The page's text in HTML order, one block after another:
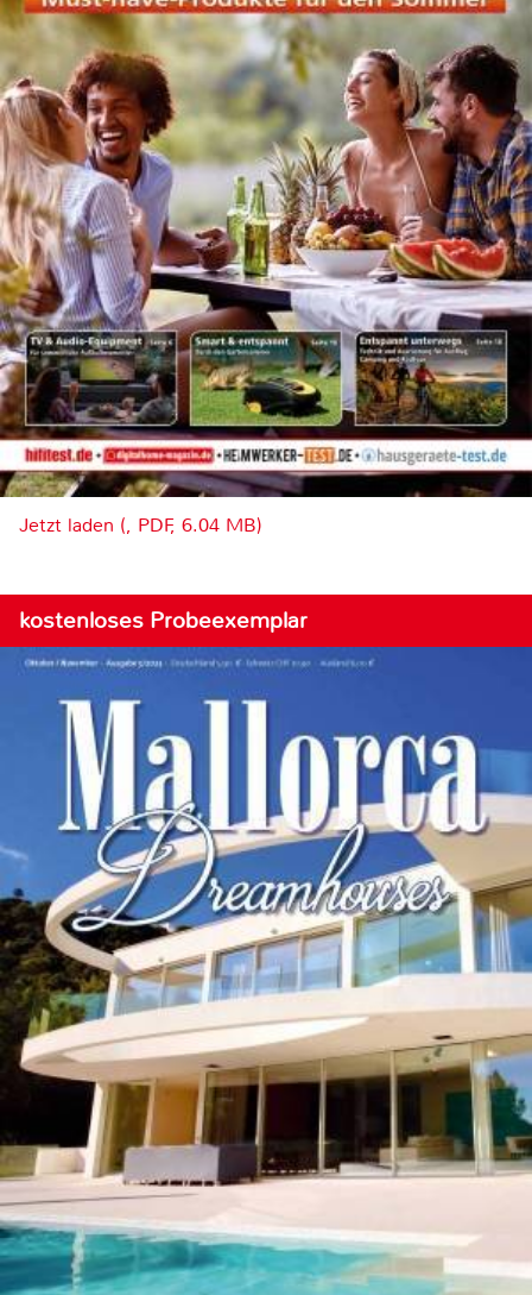
Jetzt laden (, PDF, 6.04 MB)
kostenloses Probeexemplar